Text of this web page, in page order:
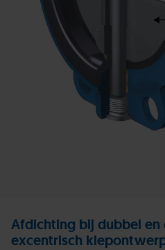
Afdichting bij dubbel en
excentrisch